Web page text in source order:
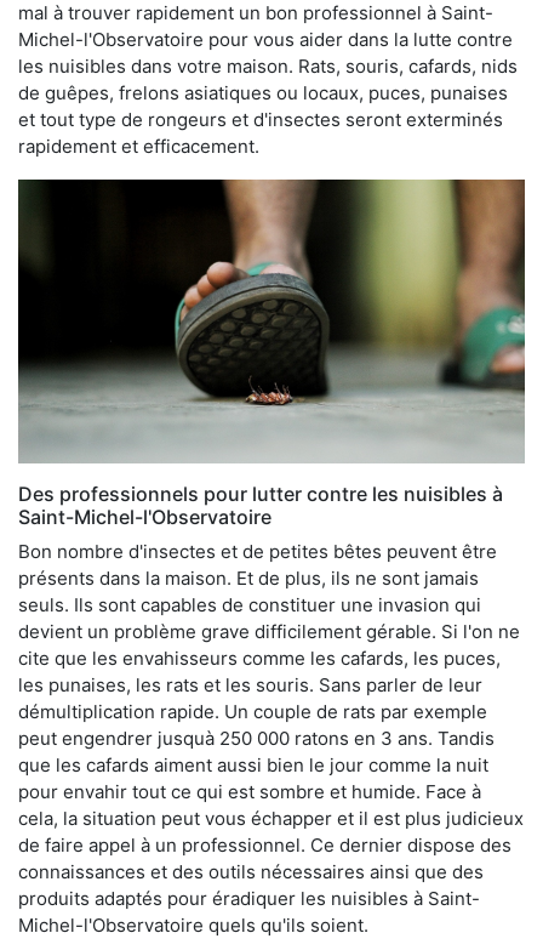
mal à trouver rapidement un bon professionnel à Saint-
Michel-l'Observatoire pour vous aider dans la lutte contre
les nuisibles dans votre maison. Rats, souris, cafards, nids
de guêpes, frelons asiatiques ou locaux, puces, punaises
et tout type de rongeurs et d'insectes seront exterminés
rapidement et efficacement.
Des professionnels pour lutter contre les nuisibles à
Saint-Michel-l'Observatoire
Bon nombre d'insectes et de petites bêtes peuvent être
présents dans la maison. Et de plus, ils ne sont jamais
seuls. Ils sont capables de constituer une invasion qui
devient un problème grave difficilement gérable. Si l'on ne
cite que les envahisseurs comme les cafards, les puces,
les punaises, les rats et les souris. Sans parler de leur
démultiplication rapide. Un couple de rats par exemple
peut engendrer jusquà 250 000 ratons en 3 ans. Tandis
que les cafards aiment aussi bien le jour comme la nuit
pour envahir tout ce qui est sombre et humide. Face à
cela, la situation peut vous échapper et il est plus judicieux
de faire appel à un professionnel. Ce dernier dispose des
connaissances et des outils nécessaires ainsi que des
produits adaptés pour éradiquer les nuisibles à Saint-
Michel-l'Observatoire quels qu'ils soient.